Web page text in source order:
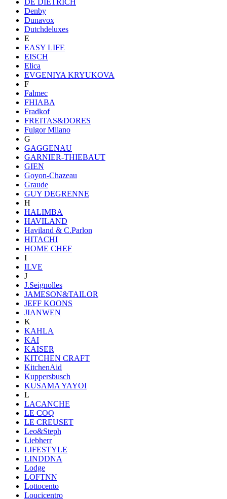
Denby
Dunavox
Dutchdeluxes
E
EASY LIFE
EISCH
Elica
EVGENIYA KRYUKOVA
F
Falmec
FHIABA
Fradkof
FREITAS&DORES
Fulgor Milano
G
GAGGENAU
GARNIER-THIEBAUT
GIEN
Goyon-Chazeau
Graude
GUY DEGRENNE
H
HALIMBA
HAVILAND
Haviland & C.Parlon
HITACHI
HOME CHEF
I
ILVE
J
J.Seignolles
JAMESON&TAILOR
JEFF KOONS
JIANWEN
K
KAHLA
KAI
KAISER
KITCHEN CRAFT
KitchenAid
Kuppersbusch
KUSAMA YAYOI
L
LACANCHE
LE COQ
LE CREUSET
Leo&Steph
Liebherr
LIFESTYLE
LINDDNA
Lodge
LOFTNN
Lottocento
Loucicentro